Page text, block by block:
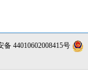
备 44010602008415号